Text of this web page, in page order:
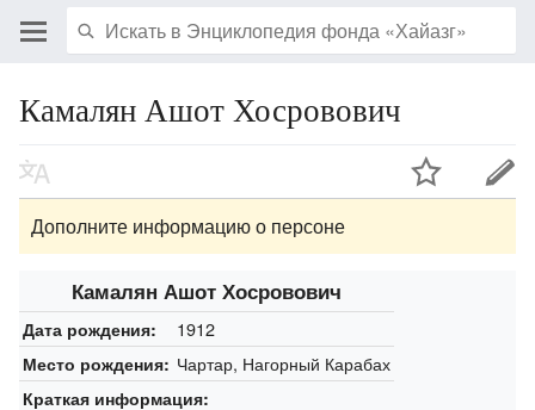
Камалян Ашот Хосровович
Дополните информацию о персоне
Камалян Ашот Хосровович
Дата рождения: 1912
Место рождения: Чартар, Нагорный Карабах
Краткая информация: